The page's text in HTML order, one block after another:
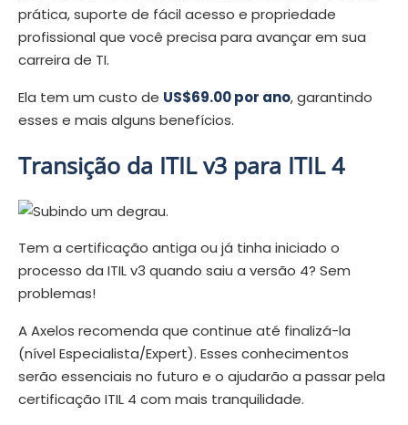
prática, suporte de fácil acesso e propriedade
profissional que você precisa para avançar em sua
carreira de TI.
Ela tem um custo de US$69.00 por ano, garantindo
esses e mais alguns benefícios.
Transição da ITIL v3 para ITIL 4
Tem a certificação antiga ou já tinha iniciado o
processo da ITIL v3 quando saiu a versão 4? Sem
problemas!
A Axelos recomenda que continue até finalizá-la
(nível Especialista/Expert). Esses conhecimentos
serão essenciais no futuro e o ajudarão a passar pela
certificação ITIL 4 com mais tranquilidade.